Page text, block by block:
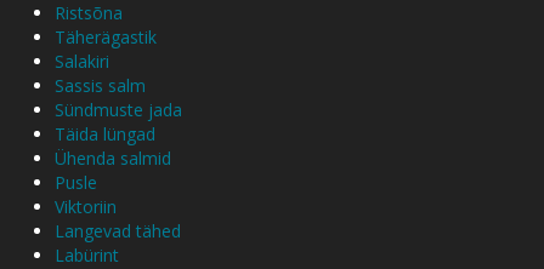
Ristsõna
Täherägastik
Salakiri
Sassis salm
Sündmuste jada
Täida lüngad
Ühenda salmid
Pusle
Viktoriin
Langevad tähed
Labürint